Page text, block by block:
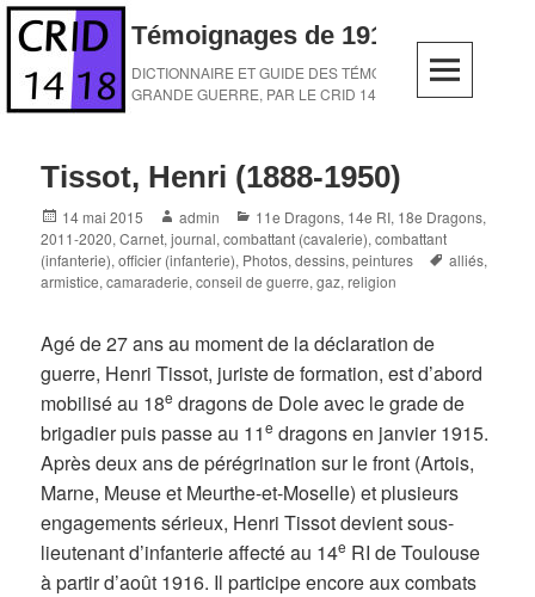
Skip
content
Témoignages de 1914-1918
DICTIONNAIRE ET GUIDE DES TÉMOINS DE LA
GRANDE GUERRE, PAR LE CRID 14-18
Tissot, Henri (1888-1950)
Posted
on
14 mai 2015 Author
admin Categories
11e Dragons, 14e RI, 18e Dragons,
2011-2020,Carnet, journal,combattant (cavalerie),combattant
(infanterie),officier (infanterie), Photos, dessins, peintures Tags
alliés,
armistice,camaraderie,conseil de guerre,gaz,religion
Agé de 27 ans au moment de la déclaration de
guerre, Henri Tissot, juriste de formation, est d’abord
mobilisé au 18e dragons de Dole avec le grade de
brigadier puis passe au 11e dragons en janvier 1915.
Après deux ans de pérégrination sur le front (Artois,
Marne, Meuse et Meurthe-et-Moselle) et plusieurs
engagements sérieux, Henri Tissot devient sous-
lieutenant d’infanterie affecté au 14e RI de Toulouse
à partir d’août 1916. Il participe encore aux combats